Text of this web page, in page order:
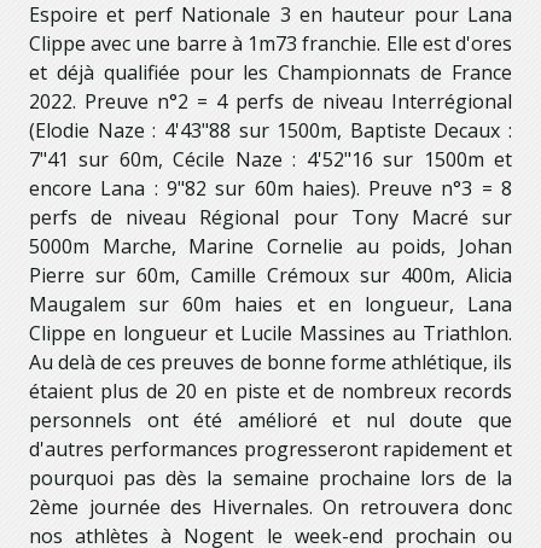
Espoire et perf Nationale 3 en hauteur pour Lana
Clippe avec une barre à 1m73 franchie. Elle est d'ores
et déjà qualifiée pour les Championnats de France
2022. Preuve n°2 = 4 perfs de niveau Interrégional
(Elodie Naze : 4'43"88 sur 1500m, Baptiste Decaux :
7"41 sur 60m, Cécile Naze : 4'52"16 sur 1500m et
encore Lana : 9"82 sur 60m haies). Preuve n°3 = 8
perfs de niveau Régional pour Tony Macré sur
5000m Marche, Marine Cornelie au poids, Johan
Pierre sur 60m, Camille Crémoux sur 400m, Alicia
Maugalem sur 60m haies et en longueur, Lana
Clippe en longueur et Lucile Massines au Triathlon.
Au delà de ces preuves de bonne forme athlétique, ils
étaient plus de 20 en piste et de nombreux records
personnels ont été amélioré et nul doute que
d'autres performances progresseront rapidement et
pourquoi pas dès la semaine prochaine lors de la
2ème journée des Hivernales. On retrouvera donc
nos athlètes à Nogent le week-end prochain ou